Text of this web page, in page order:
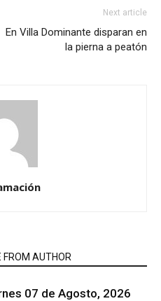
Next article
En Villa Dominante disparan en
la pierna a peatón
FROM AUTHOR
07 de Agosto, 2026